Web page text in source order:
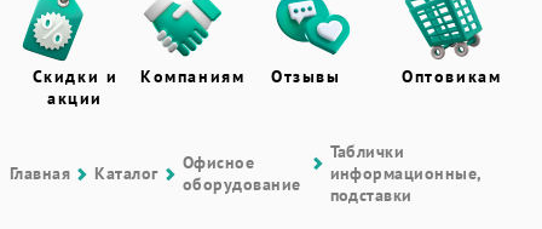
Скидки и
акции
Компаниям Отзывы Оптовикам
Главная Каталог
Офисное
оборудование
Таблички
информационные,
подставки